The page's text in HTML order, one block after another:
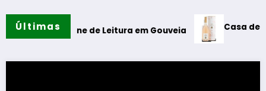
Últimas
da Cabine de Leitura em Gouveia Casa de Santar